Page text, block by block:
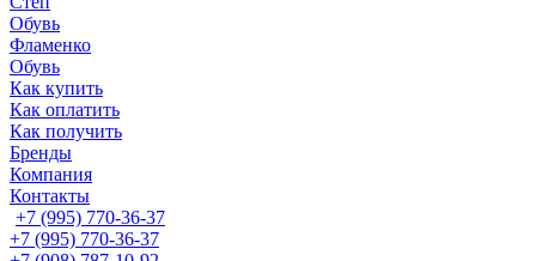
Обувь
Фламенко
Обувь
Как купить
Как оплатить
Как получить
Бренды
Компания
Контакты
+7 (995) 770-36-37
+7 (995) 770-36-37